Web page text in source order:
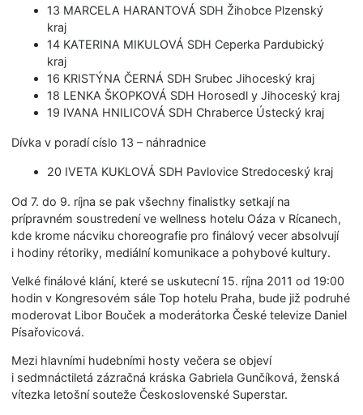
13 MARCELA HARANTOVÁ SDH Žihobce Plzenský
kraj
14 KATERINA MIKULOVÁ SDH Ceperka Pardubický
kraj
16 KRISTÝNA ČERNÁ SDH Srubec Jihoceský kraj
18 LENKA ŠKOPKOVÁ SDH Horosedl y Jihoceský kraj
19 IVANA HNILICOVÁ SDH Chraberce Ústecký kraj
Dívka v poradí císlo 13 – náhradnice
20 IVETA KUKLOVÁ SDH Pavlovice Stredoceský kraj
Od 7. do 9. ríjna se pak všechny finalistky setkají na
prípravném soustredení ve wellness hotelu Oáza v Rícanech,
kde krome nácviku choreografie pro finálový vecer absolvují
i hodiny rétoriky, mediální komunikace a pohybové kultury.
Velké finálové klání, které se uskutecní 15. ríjna 2011 od 19:00
hodin v Kongresovém sále Top hotelu Praha, bude již podruhé
moderovat Libor Bouček a moderátorka České televize Daniel
Písařovicová.
Mezi hlavními hudebními hosty večera se objeví
i sedmnáctiletá zázračná kráska Gabriela Gunčíková, ženská
vítezka letošní souteže Československé Superstar.